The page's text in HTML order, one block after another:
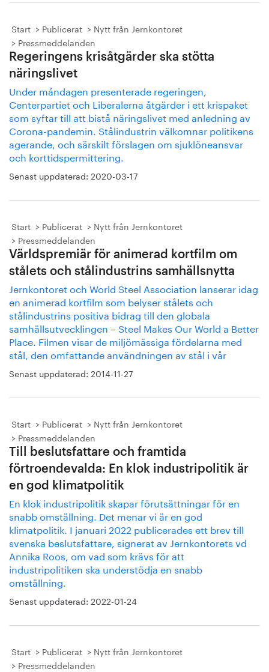
Start Publicerat
Nytt från Jernkontoret
Pressmeddelanden
Regeringens krisåtgärder ska stötta
näringslivet
Under måndagen presenterade regeringen,
Centerpartiet och Liberalerna åtgärder i ett krispaket
som syftar till att bistå näringslivet med anledning av
Corona-pandemin. Stålindustrin välkomnar politikens
agerande, och särskilt förslagen om sjuklöneansvar
och korttidspermittering.
Senast uppdaterad: 2020-03-17
Start Publicerat
Nytt från Jernkontoret
Pressmeddelanden
Världspremiär för animerad kortfilm om
stålets och stålindustrins samhällsnytta
Jernkontoret och World Steel Association lanserar idag
en animerad kortfilm som belyser stålets och
stålindustrins positiva bidrag till den globala
samhällsutvecklingen – Steel Makes Our World a Better
Place. Filmen visar de miljömässiga fördelarna med
stål, den omfattande användningen av stål i vår
Senast uppdaterad: 2014-11-27
Start Publicerat
Nytt från Jernkontoret
Pressmeddelanden
Till beslutsfattare och framtida
förtroendevalda: En klok industripolitik är
en god klimatpolitik
En klok industripolitik skapar förutsättningar för en
snabb omställning. Det menar vi är en god
klimatpolitik. I januari 2022 publicerades ett brev till
svenska beslutsfattare, signerat av Jernkontorets vd
Annika Roos, om vad som krävs för att
industripolitiken ska understödja en snabb
omställning.
Senast uppdaterad: 2022-01-24
Start Publicerat
Nytt från Jernkontoret
Pressmeddelanden